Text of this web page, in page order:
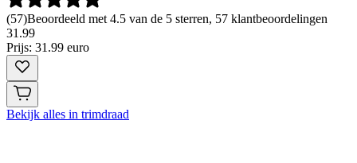
(57)Beoordeeld met 4.5 van de 5 sterren, 57 klantbeoordelingen
31 .99
Prijs: 31.99 euro
Bekijk alles in trimdraad